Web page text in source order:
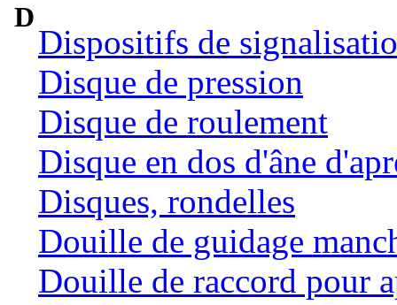
D
Dispositifs de
Disque de pression
Disque de roulement
Disque en dos d'âne
Disques, rondelles
Douille de guidage
Douille de raccord pour